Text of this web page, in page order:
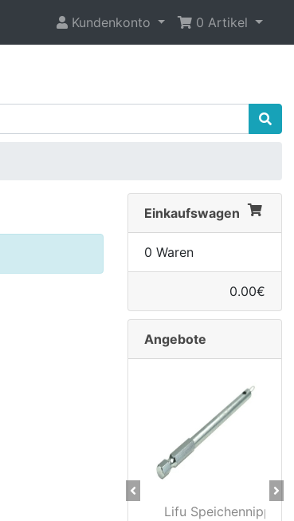
Kundenkonto 0 Artikel
Einkaufswagen
0 Waren
0.00€
Angebote
Lifu
CNC
Previous